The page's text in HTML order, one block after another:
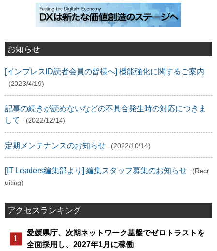
お知らせ
[インプレスID読者会員の皆様へ] 機能強化に関するご案内
(2023/4/19)
記事の続きが読めないなどの不具合発生時の対応につきま
して
(2022/12/14)
定期メンテナンスのお知らせ (2022/10/14)
[IT Leaders編集部より] 編集スタッフ募集のお知らせ
(Recr
uiting)
アクセスランキング
愛媛県庁、次期ネットワーク基盤でゼロトラストを
全面採用し、2027年1月に稼働